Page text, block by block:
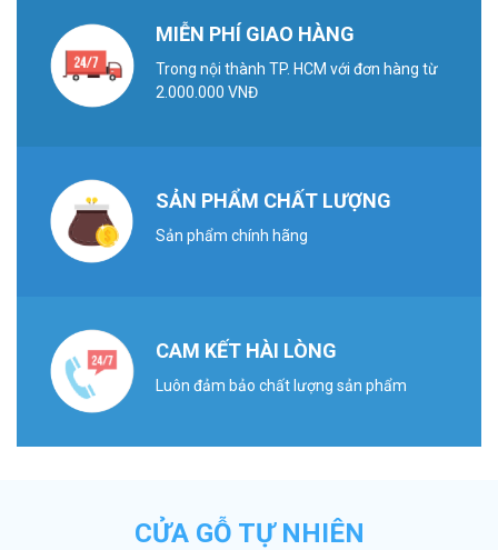
MIỄN PHÍ GIAO HÀNG
Trong nội thành TP. HCM với đơn hàng từ
2.000.000 VNĐ
SẢN PHẨM CHẤT LƯỢNG
Sản phẩm chính hãng
CAM KẾT HÀI LÒNG
Luôn đảm bảo chất lượng sản phẩm
CỬA GỖ TỰ NHIÊN